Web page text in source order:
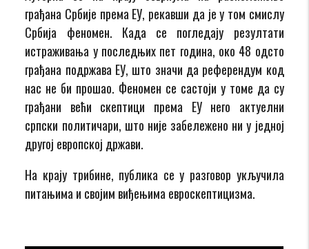
грађана Србије према ЕУ, рекавши да је у том смислу
Србија феномен. Када се погледају резултати
истраживања у последњих пет година, око 48 одсто
грађана подржава ЕУ, што значи да референдум код
нас не би прошао. Феномен се састоји у томе да су
грађани већи скептици према ЕУ него актуелни
српски политичари, што није забележено ни у једној
другој европској држави.
На крају трибине, публика се у разговор укључила
питањима и својим виђењима евроскептицизма.